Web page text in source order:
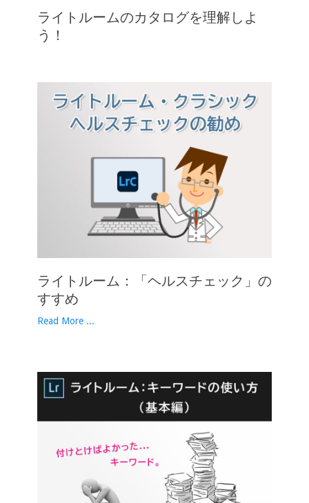
ライトルームのカタログを理解しよ
う！
ライトルーム：「ヘルスチェック」の
すすめ
Read More ...